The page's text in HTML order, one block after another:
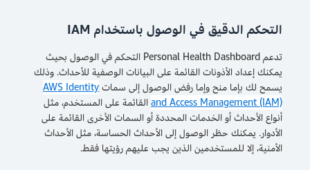
التحكم الدقيق في الوصول باستخدام IAM
تدعم Personal Health Dashboard التحكم في الوصول بحيث
يمكنك إعداد الأذونات القائمة على البيانات الوصفية للأحداث. وذلك
يسمح لك بإما منح وإما رفض الوصول إلى سماتAWS Identity
and Access Management (IAM)القائمة على المستخدم، مثل
أنواع الأحداث أو الخدمات المحددة أو السمات الأخرى القائمة على
الأدوار. يمكنك حظر الوصول إلى الأحداث الحساسة، مثل الأحداث
الأمنية، إلا للمستخدمين الذين يجب عليهم رؤيتها فقط.